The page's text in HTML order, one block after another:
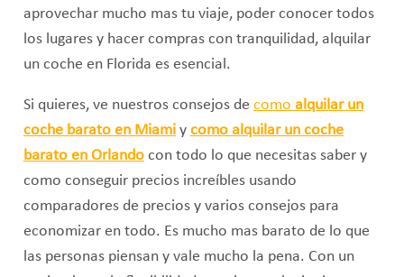
aprovechar mucho mas tu viaje, poder conocer todos
los lugares y hacer compras con tranquilidad, alquilar
un coche en Florida es esencial.
Si quieres, ve nuestros consejos de como alquilar un
coche barato en Miamiy como alquilar un coche
barato en Orlandocon todo lo que necesitas saber y
como conseguir precios increíbles usando
comparadores de precios y varios consejos para
economizar en todo. Es mucho mas barato de lo que
las personas piensan y vale mucho la pena. Con un